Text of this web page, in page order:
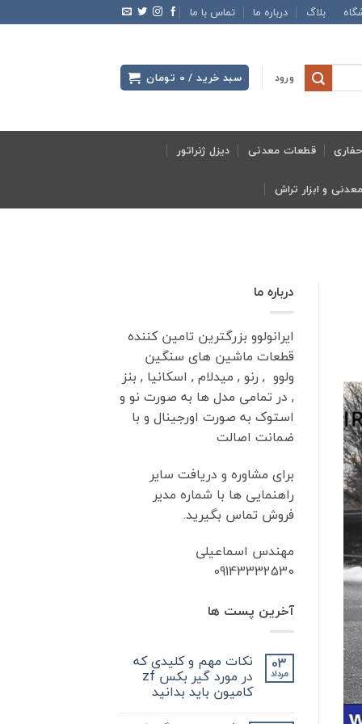
بلاگ درباره ما تماس با ما
ورود سبد خرید / 0 تومان
قطعات معدنی دیزل ژنراتور
درباره ما
ایرانولوو بزرگترین تامین کننده
قطعات ماشین های سنگین
ولوو , رنو , میدلام , اسکانیا , بنز
, در تمامی مدل ها به صورت نو و
استوک به صورت اورجینال و با
ضمانت اصالت
برای مشاوره و دریافت سایر
راهنمایی ها با شماره مدیر
فروش تماس بگیرید.
مهندس اسماعیلی
09143332530
آخرین پست ها
03
مرداد
نکات مهم و کلیدی که
در مورد گیر بکس zf
کامیون باید بدانید
دیدگاهی